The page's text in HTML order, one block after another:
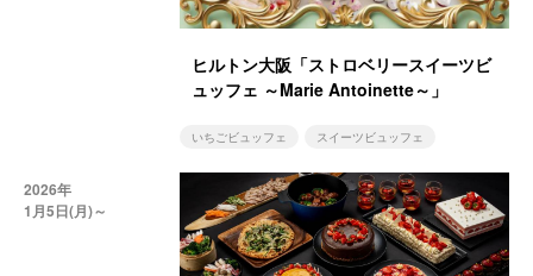
ヒルトン大阪「ストロベリースイーツビ
ュッフェ ～Marie Antoinette～」
いちごビュッフェ スイーツビュッフェ
2026年
1月5日(月)～